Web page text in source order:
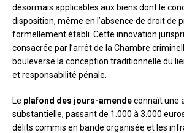
désormais applicables aux biens dont le
disposition, même en l’absence de droit de
formellement établi. Cette innovation
consacrée par l’arrêt de la Chambre
bouleverse la conception traditionnelle du
et responsabilité pénale.
Le plafond des jours-amendeconnaît une
substantielle, passant de 1.000 à 3.000
délits commis en bande organisée et les